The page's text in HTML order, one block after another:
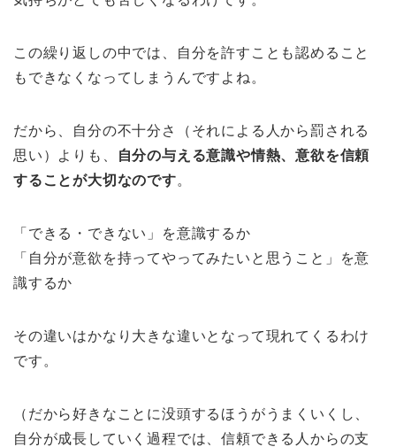
この繰り返しの中では、自分を許すことも認めること
もできなくなってしまうんですよね。
だから、自分の不十分さ（それによる人から罰される
思い）よりも、
自分の与える意識や情熱、意欲を信頼
することが大切なのです。
「できる・できない」を意識するか
「自分が意欲を持ってやってみたいと思うこと」を意
識するか
その違いはかなり大きな違いとなって現れてくるわけ
です。
（だから好きなことに没頭するほうがうまくいくし、
自分が成長していく過程では、信頼できる人からの支